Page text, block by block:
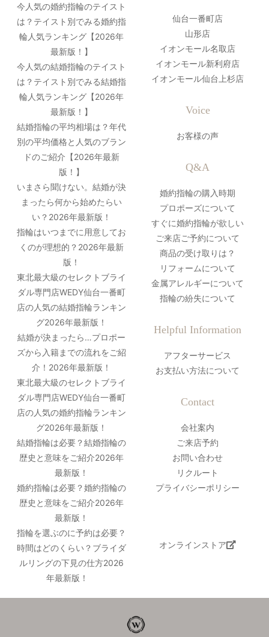
今人気の婚約指輪のテイスト
は？テイスト別でみる婚約指
輪人気ランキング【2026年
最新版！】
今人気の結婚指輪のテイスト
は？テイスト別でみる結婚指
輪人気ランキング【2026年
最新版！】
結婚指輪の平均相場は？年代
別の平均価格と人気のブラン
ドのご紹介【2026年最新
版！】
いまさら聞けない。結婚が決
まったら何から始めたらい
い？2026年最新版！
指輪はいつまでに用意してお
くのが理想的？2026年最新
版！
東北最大級のセレクトブライ
ダル専門店WEDY仙台一番町
店の人気の結婚指輪ランキン
グ2026年最新版！
結婚が決まったら…プロポー
ズから入籍までの流れをご紹
介！2026年最新版！
東北最大級のセレクトブライ
ダル専門店WEDY仙台一番町
店の人気の婚約指輪ランキン
グ2026年最新版！
結婚指輪は必要？結婚指輪の
歴史と意味をご紹介2026年
最新版！
婚約指輪は必要？婚約指輪の
歴史と意味をご紹介2026年
最新版！
指輪を選ぶのに予約は必要？
時間はどのくらい？ブライダ
ルリングの下見の仕方2026
年最新版！
仙台一番町店
山形店
イオンモール名取店
イオンモール新利府店
イオンモール仙台上杉店
Voice
お客様の声
Q&A
婚約指輪の購入時期
プロポーズについて
すぐに婚約指輪が欲しい
ご来店ご予約について
商品の受け取りは？
リフォームについて
金属アレルギーについて
指輪の紛失について
Helpful Information
アフターサービス
お支払い方法について
Contact
会社案内
ご来店予約
お問い合わせ
リクルート
プライバシーポリシー
オンラインストア